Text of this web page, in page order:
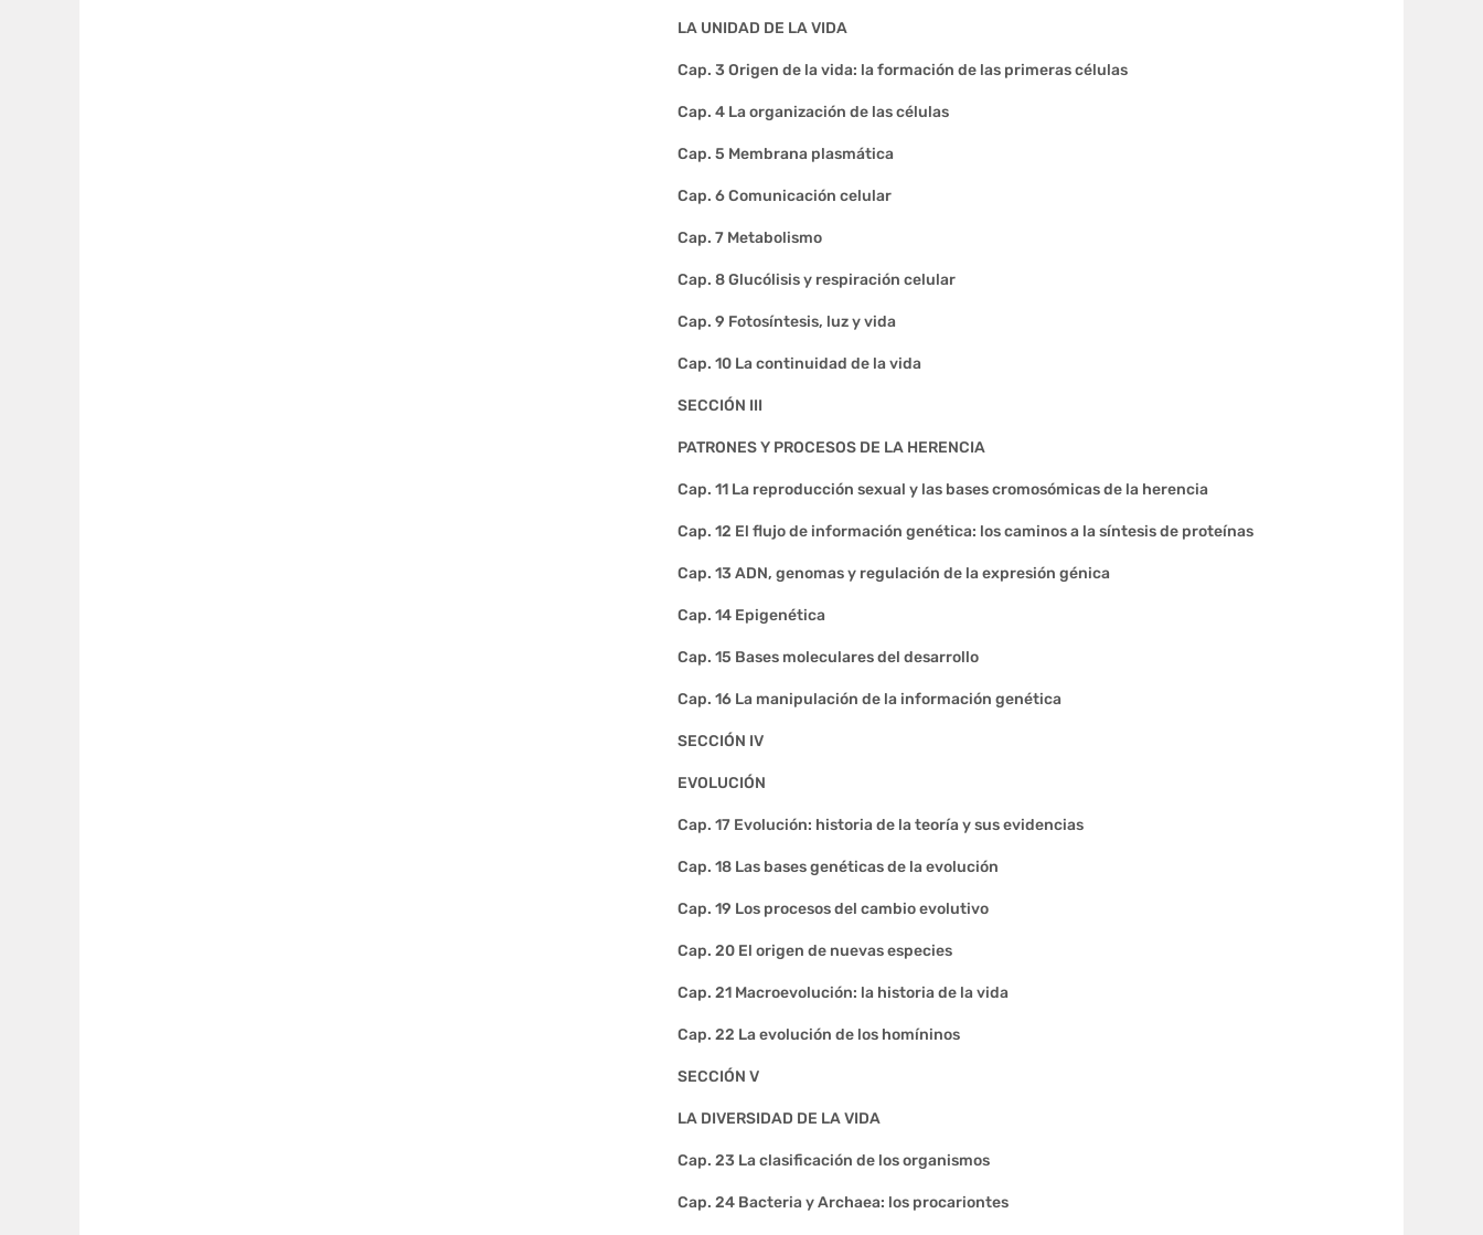
LA UNIDAD DE LA VIDA
Cap. 3 Origen de la vida: la formación de las primeras células
Cap. 4 La organización de las células
Cap. 5 Membrana plasmática
Cap. 6 Comunicación celular
Cap. 7 Metabolismo
Cap. 8 Glucólisis y respiración celular
Cap. 9 Fotosíntesis, luz y vida
Cap. 10 La continuidad de la vida
SECCIÓN III
PATRONES Y PROCESOS DE LA HERENCIA
Cap. 11 La reproducción sexual y las bases cromosómicas de la herencia
Cap. 12 El flujo de información genética: los caminos a la síntesis de proteínas
Cap. 13 ADN, genomas y regulación de la expresión génica
Cap. 14 Epigenética
Cap. 15 Bases moleculares del desarrollo
Cap. 16 La manipulación de la información genética
SECCIÓN IV
EVOLUCIÓN
Cap. 17 Evolución: historia de la teoría y sus evidencias
Cap. 18 Las bases genéticas de la evolución
Cap. 19 Los procesos del cambio evolutivo
Cap. 20 El origen de nuevas especies
Cap. 21 Macroevolución: la historia de la vida
Cap. 22 La evolución de los homíninos
SECCIÓN V
LA DIVERSIDAD DE LA VIDA
Cap. 23 La clasificación de los organismos
Cap. 24 Bacteria y Archaea: los procariontes